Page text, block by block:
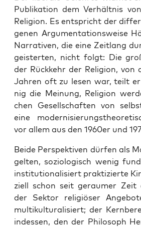
Publi­ka­ti­on dem Ver­hält­nis
Reli­gi­on. Es ent­spricht der
ge­nen Argu­men­ta­ti­ons­wei­se
Nar­ra­ti­ven, die eine Zeit­lang
geis­ter­ten, nicht folgt: Die
der Rück­kehr der Reli­gi­on, von
Jah­ren oft zu lesen war, teilt
nig die Mei­nung, Reli­gi­on
chen Gesell­schaf­ten von
eine
vor allem aus den 1960er und
Bei­de Per­spek­ti­ven dür­fen als
gel­ten, sozio­lo­gisch wenig
insti­tu­tio­na­li­siert prak­ti­zier­te
zi­ell schon seit gerau­mer Zeit
der Sek­tor reli­giö­ser
mul­ti­kul­tu­ra­li­siert; der
indes­sen, den der Phi­lo­soph